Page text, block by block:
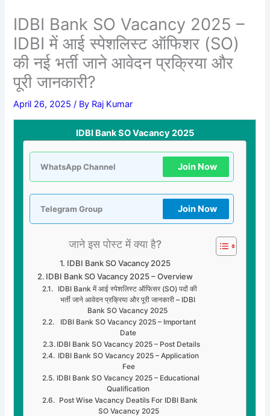
IDBI Bank SO Vacancy 2025 –
IDBI में आई स्पेशलिस्ट ऑफिशर (SO)
की नई भर्ती जाने आवेदन प्रक्रिया और
पूरी जानकारी?
April 26, 2025/ By Raj Kumar
IDBI Bank SO Vacancy 2025
WhatsApp Channel Join Now
Telegram Group Join Now
जाने इस पोस्ट में क्या है?
IDBI Bank SO Vacancy 2025
IDBI Bank SO Vacancy 2025 – Overview
IDBI Bank में आई स्पेशलिस्ट ऑफिसर (SO) पदों की
भर्ती जाने आवेदन प्रक्रिया और पूरी जानकारी – IDBI
Bank SO Vacancy 2025
IDBI Bank SO Vacancy 2025 – Important
Date
IDBI Bank SO Vacancy 2025 – Post Details
IDBI Bank SO Vacancy 2025 – Application
Fee
IDBI Bank SO Vacancy 2025 – Educational
Qualification
Post Wise Vacancy Deatils For IDBI Bank
SO Vacancy 2025